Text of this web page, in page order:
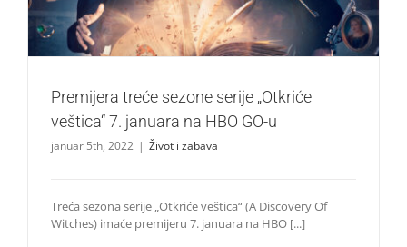
Premijera treće sezone serije „Otkriće
veštica“ 7. januara na HBO GO-u
januar 5th, 2022 | Život i zabava
Treća sezona serije „Otkriće veštica“ (A Discovery Of
Witches) imaće premijeru 7. januara na HBO [...]